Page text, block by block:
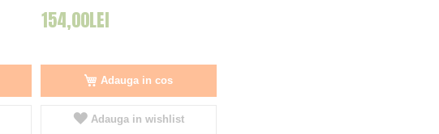
154,00LEI
Adauga in cos
Adauga in wishlist